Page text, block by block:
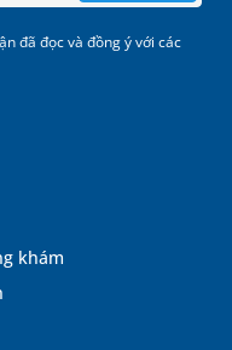
khám
đã đọc và đồng ý với các